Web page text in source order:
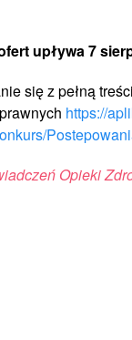
upływa 7
się z pełną
https://
Opieki